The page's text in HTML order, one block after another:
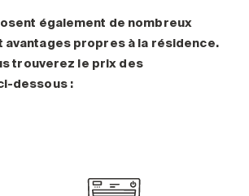
également de nombreux
avantages propres à la résidence.
trouverez le prix des
dessous :